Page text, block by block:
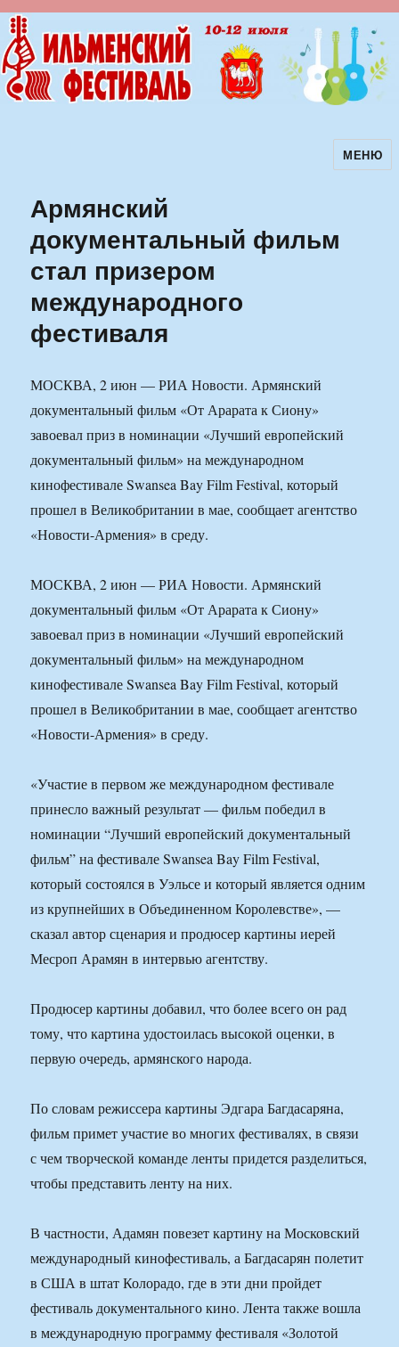
Ильменский фестиваль авторскойМЕНЮ
Армянский
документальный фильм
стал призером
международного
фестиваля
МОСКВА, 2 июн — РИА Новости. Армянский
документальный фильм «От Арарата к Сиону»
завоевал приз в номинации «Лучший европейский
документальный фильм» на международном
кинофестивале Swansea Bay Film Festival, который
прошел в Великобритании в мае, сообщает агентство
«Новости-Армения» в среду.
МОСКВА, 2 июн — РИА Новости. Армянский
документальный фильм «От Арарата к Сиону»
завоевал приз в номинации «Лучший европейский
документальный фильм» на международном
кинофестивале Swansea Bay Film Festival, который
прошел в Великобритании в мае, сообщает агентство
«Новости-Армения» в среду.
«Участие в первом же международном фестивале
принесло важный результат — фильм победил в
номинации “Лучший европейский документальный
фильм” на фестивале Swansea Bay Film Festival,
который состоялся в Уэльсе и который является одним
из крупнейших в Объединенном Королевстве», —
сказал автор сценария и продюсер картины иерей
Месроп Арамян в интервью агентству.
Продюсер картины добавил, что более всего он рад
тому, что картина удостоилась высокой оценки, в
первую очередь, армянского народа.
По словам режиссера картины Эдгара Багдасаряна,
фильм примет участие во многих фестивалях, в связи
с чем творческой команде ленты придется разделиться,
чтобы представить ленту на них.
В частности, Адамян повезет картину на Московский
международный кинофестиваль, а Багдасарян полетит
в США в штат Колорадо, где в эти дни пройдет
фестиваль документального кино. Лента также вошла
в международную программу фестиваля «Золотой